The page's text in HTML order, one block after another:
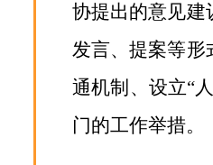
协提出的意见建
发言、提案等形
通机制、设立“
门的工作举措。